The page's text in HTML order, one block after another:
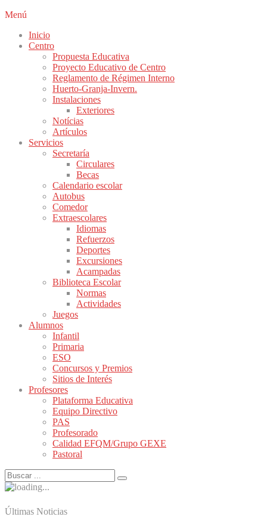
Menú
Inicio
Centro
Propuesta Educativa
Proyecto Educativo de Centro
Reglamento de Régimen Interno
Huerto-Granja-Invern.
Instalaciones
Exteriores
Notícias
Artículos
Servicios
Secretaría
Circulares
Becas
Calendario escolar
Autobus
Comedor
Extraescolares
Idiomas
Refuerzos
Deportes
Excursiones
Acampadas
Biblioteca Escolar
Normas
Actividades
Juegos
Alumnos
Infantil
Primaria
ESO
Concursos y Premios
Sitios de Interés
Profesores
Plataforma Educativa
Equipo Directivo
PAS
Profesorado
Calidad EFQM/Grupo GEXE
Pastoral
Últimas Noticias